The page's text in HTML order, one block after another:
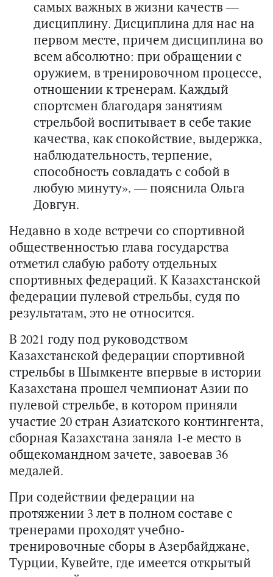
самых важных в жизни качеств —
дисциплину. Дисциплина для нас на
первом месте, причем дисциплина во
всем абсолютно: при обращении с
оружием, в тренировочном процессе,
отношении к тренерам. Каждый
спортсмен благодаря занятиям
стрельбой воспитывает в себе такие
качества, как спокойствие, выдержка,
наблюдательность, терпение,
способность совладать с собой в
любую минуту». — пояснила Ольга
Довгун.
Недавно в ходе встречи со спортивной
общественностью глава государства
отметил слабую работу отдельных
спортивных федераций. К Казахстанской
федерации пулевой стрельбы, судя по
результатам, это не относится.
В 2021 году под руководством
Казахстанской федерации спортивной
стрельбы в Шымкенте впервые в истории
Казахстана прошел чемпионат Азии по
пулевой стрельбе, в котором приняли
участие 20 стран Азиатского контингента,
сборная Казахстана заняла 1-е место в
общекомандном зачете, завоевав 36
медалей.
При содействии федерации на
протяжении 3 лет в полном составе с
тренерами проходят учебно-
тренировочные сборы в Азербайджане,
Турции, Кувейте, где имеется открытый